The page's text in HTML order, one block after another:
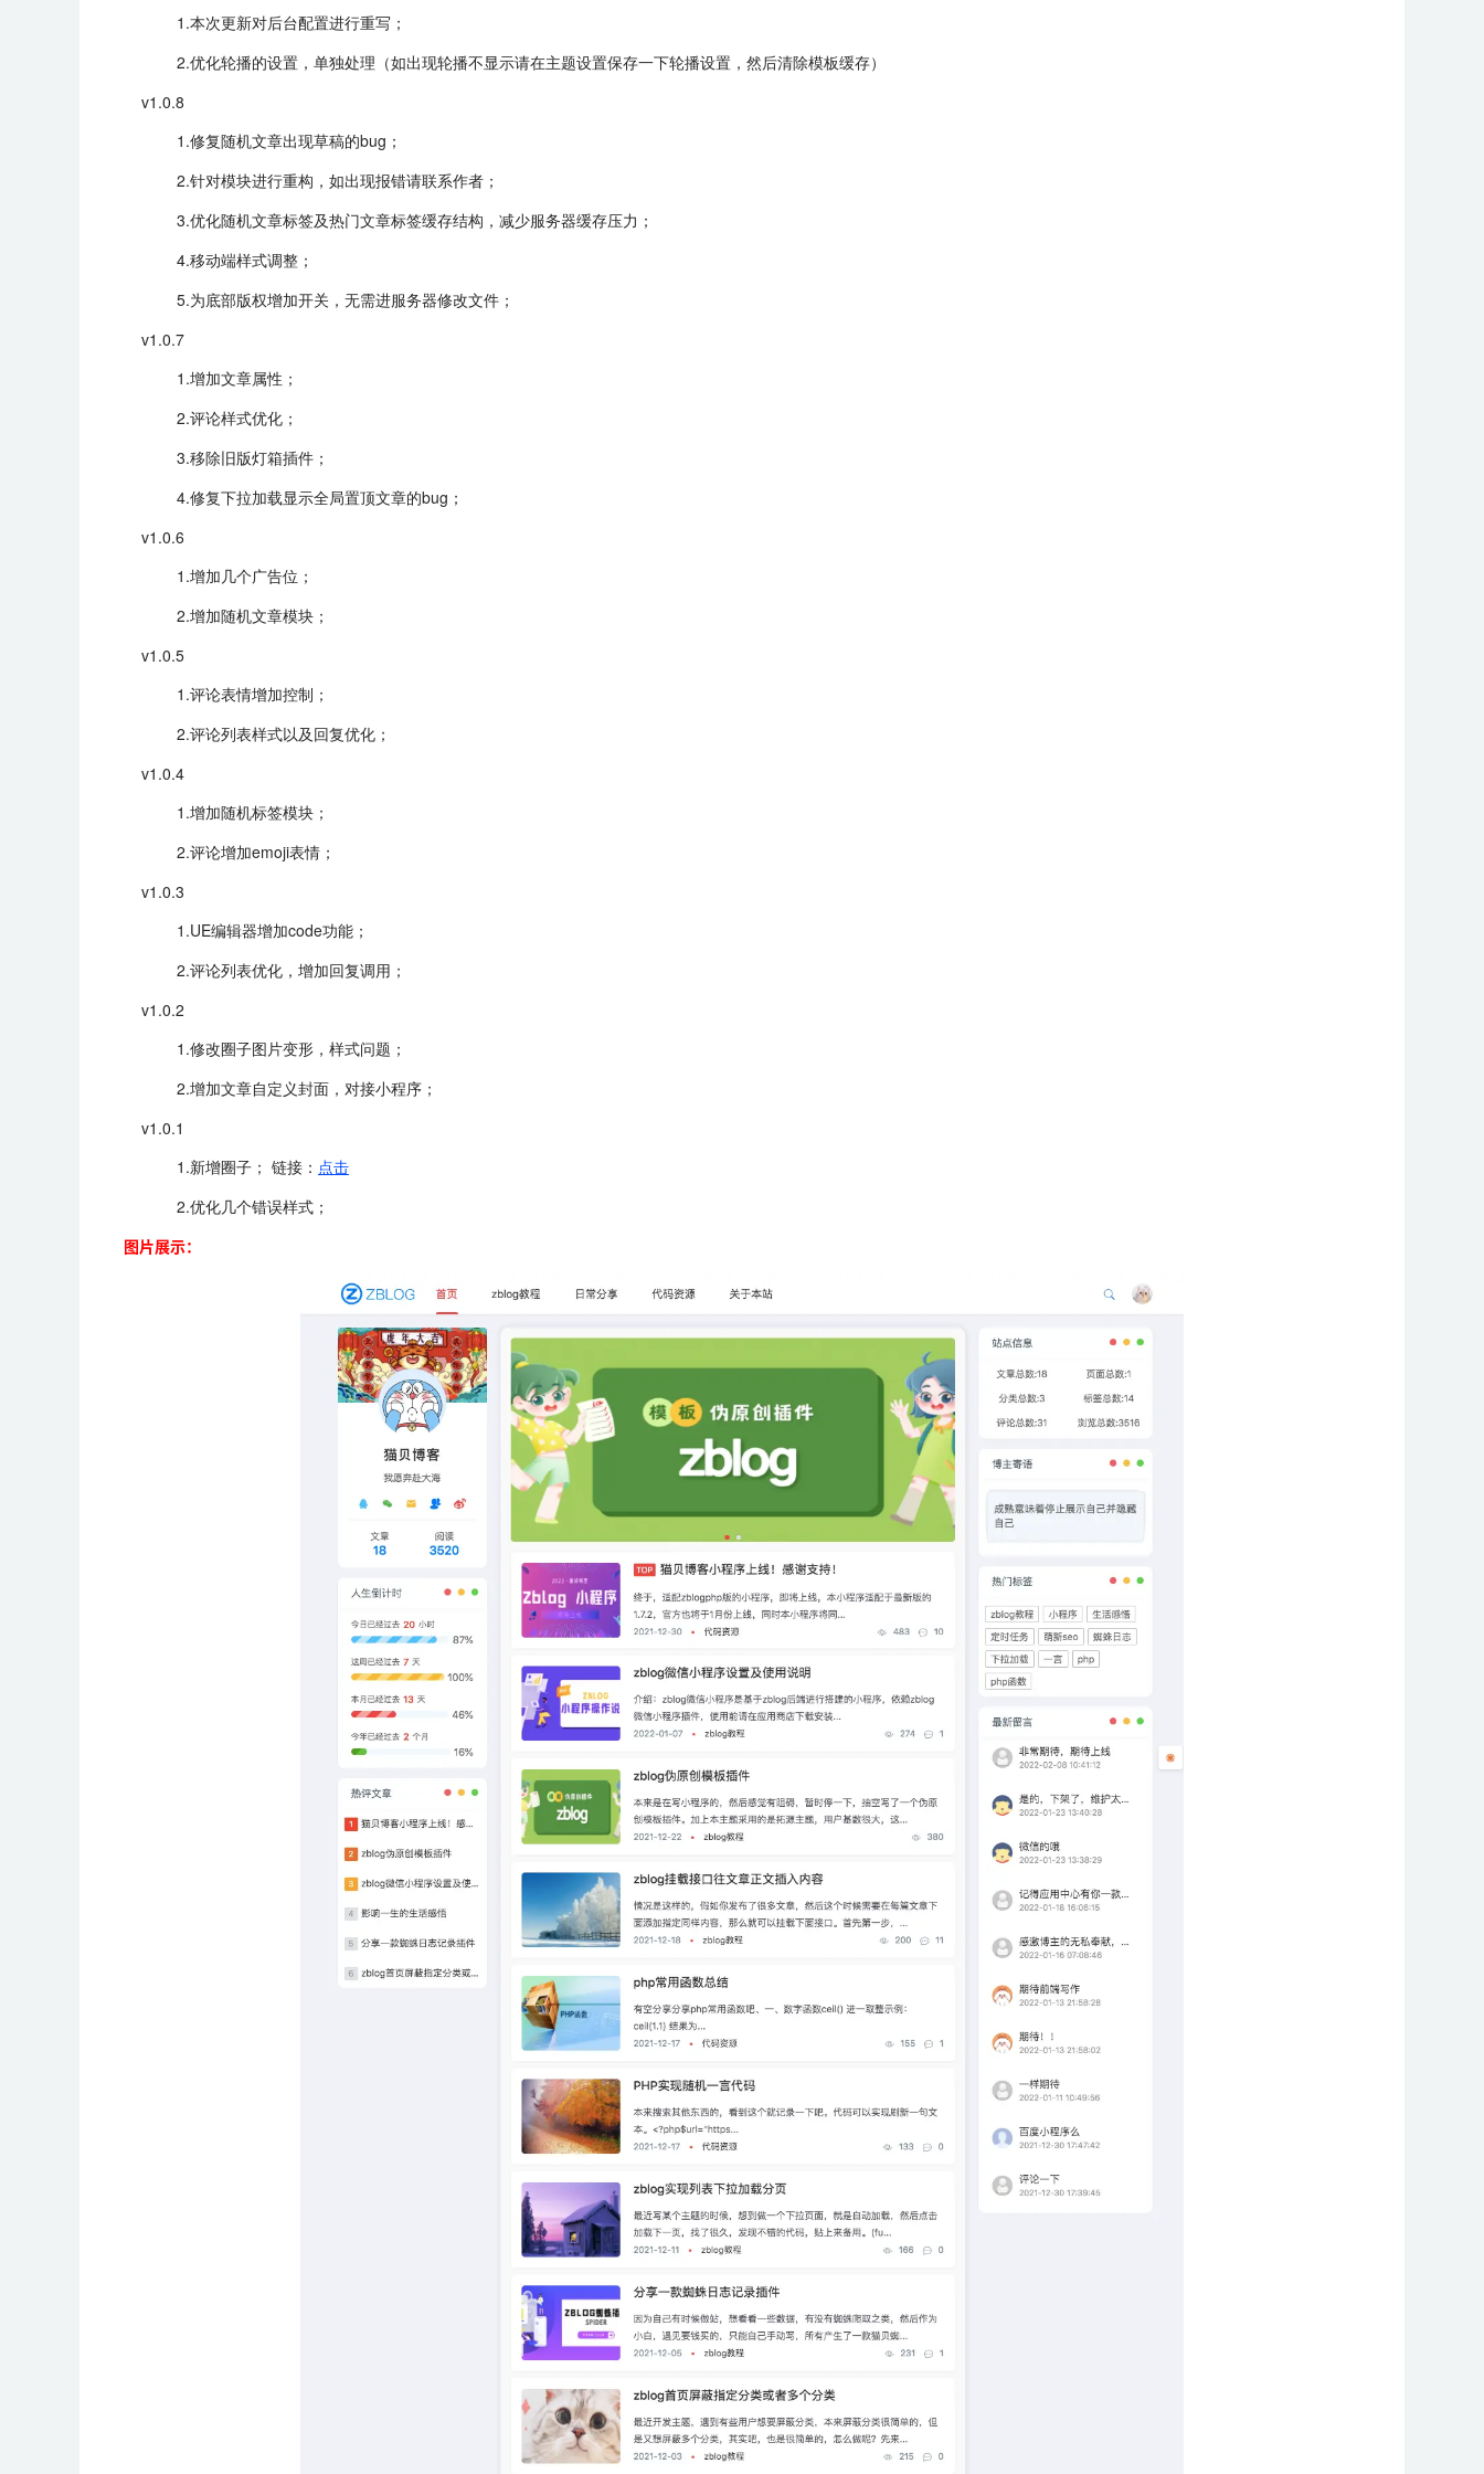
1.本次更新对后台配置进行重写；
2.优化轮播的设置，单独处理（如出现轮播不显示请在主题设置保存一下轮播设置，然后清除模板缓存）
v1.0.8
1.修复随机文章出现草稿的bug；
2.针对模块进行重构，如出现报错请联系作者；
3.优化随机文章标签及热门文章标签缓存结构，减少服务器缓存压力；
4.移动端样式调整；
5.为底部版权增加开关，无需进服务器修改文件；
v1.0.7
1.增加文章属性；
2.评论样式优化；
3.移除旧版灯箱插件；
4.修复下拉加载显示全局置顶文章的bug；
v1.0.6
1.增加几个广告位；
2.增加随机文章模块；
v1.0.5
1.评论表情增加控制；
2.评论列表样式以及回复优化；
v1.0.4
1.增加随机标签模块；
2.评论增加emoji表情；
v1.0.3
1.UE编辑器增加code功能；
2.评论列表优化，增加回复调用；
v1.0.2
1.修改圈子图片变形，样式问题；
2.增加文章自定义封面，对接小程序；
v1.0.1
1.新增圈子； 链接： 点击
2.优化几个错误样式；
图片展示：